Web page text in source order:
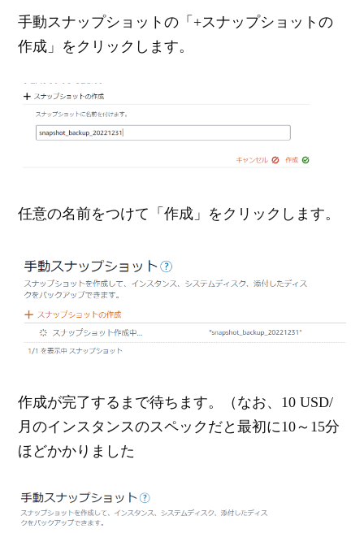
手動スナップショットの「+スナップショットの
作成」をクリックします。
任意の名前をつけて「作成」をクリックします。
作成が完了するまで待ちます。（なお、10 USD/
月のインスタンスのスペックだと最初に10～15分
ほどかかりました